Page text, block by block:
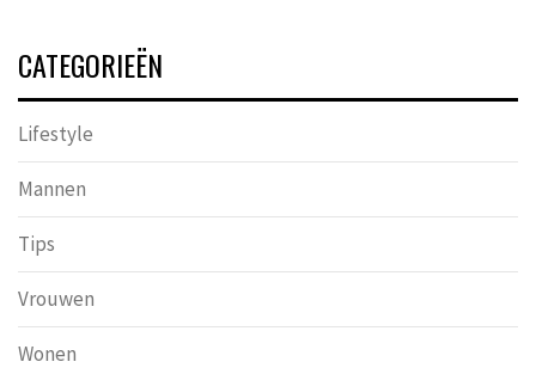
CATEGORIEËN
Lifestyle
Mannen
Tips
Vrouwen
Wonen